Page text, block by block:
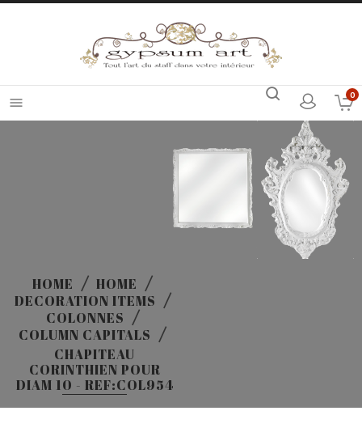
 0
HOME
HOME
DECORATION ITEMS
COLONNES
COLUMN CAPITALS
CHAPITEAU
CORINTHIEN POUR
DIAM 10 - REF:COL954